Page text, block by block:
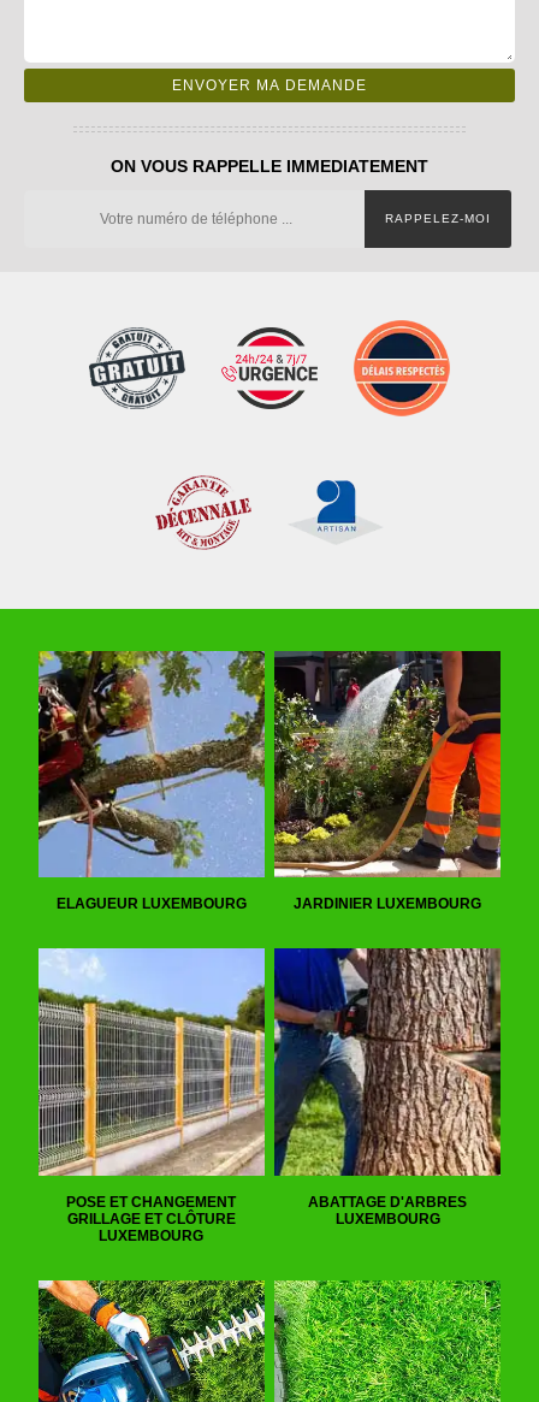
ON VOUS RAPPELLE IMMEDIATEMENT
ELAGUEUR LUXEMBOURG JARDINIER LUXEMBOURG
POSE ET CHANGEMENT
GRILLAGE ET CLÔTURE
LUXEMBOURG
ABATTAGE D'ARBRES
LUXEMBOURG